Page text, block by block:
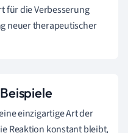
für die Verbesserung
neuer therapeutischer
einzigartige Art der
Reaktion konstant bleibt,